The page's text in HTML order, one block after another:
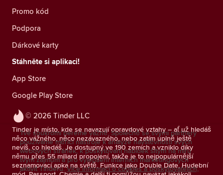
© 2026 Tinder LLC
Tinder je místo, kde se navazují opravdové vztahy – ať už hledáš
něco vážného, něco nezávazného, nebo zatím úplně ještě
nevíš, co hledáš. Je dostupný ve 190 zemích a vzniklo díky
němu přes 55 miliard propojení, takže je to nejpopulárnější
seznamovací apka na světě. Funkce jako Double Date, Hudební
Promo kód
Podpora
Dárkové karty
Stáhněte si aplikaci!
App Store
Google Play Store
Tvé soukromí bereme vážně. Společně se svými partnery
používáme měřicí nástroje k analýze návštěvnosti svých
webových stránek, k poskytování nabídek šitým na míru
tvým zájmům a pro vylepšení interních marketingových
aktivit Tinderu. Více informací o cookies a poskytovatelích,